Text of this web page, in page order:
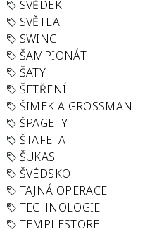
SVĚDEK
SVĚTLA
SWING
ŠAMPIONÁT
ŠATY
ŠETŘENÍ
ŠIMEK A GROSSMAN
ŠPAGETY
ŠTAFETA
ŠUKAS
ŠVÉDSKO
TAJNÁ OPERACE
TECHNOLOGIE
TEMPLESTORE